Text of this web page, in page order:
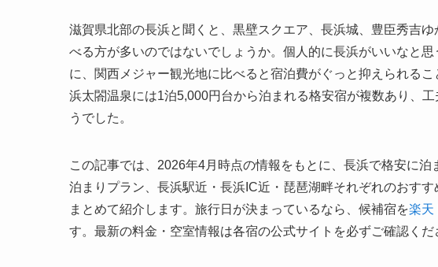
滋賀県北部の長浜と聞くと、黒壁スクエア、長浜城、豊臣秀吉
べる方が多いのではないでしょうか。個人的に長浜がいいなと
に、関西メジャー観光地に比べると宿泊費がぐっと抑えられる
浜太閤温泉には1泊5,000円台から泊まれる格安宿が複数あり、
うでした。
この記事では、2026年4月時点の情報をもとに、長浜で格安に
泊まりプラン、長浜駅近・長浜IC近・琵琶湖畔それぞれのおす
まとめて紹介します。旅行日が決まっているなら、候補宿を楽天
す。最新の料金・空室情報は各宿の公式サイトを必ずご確認くだ